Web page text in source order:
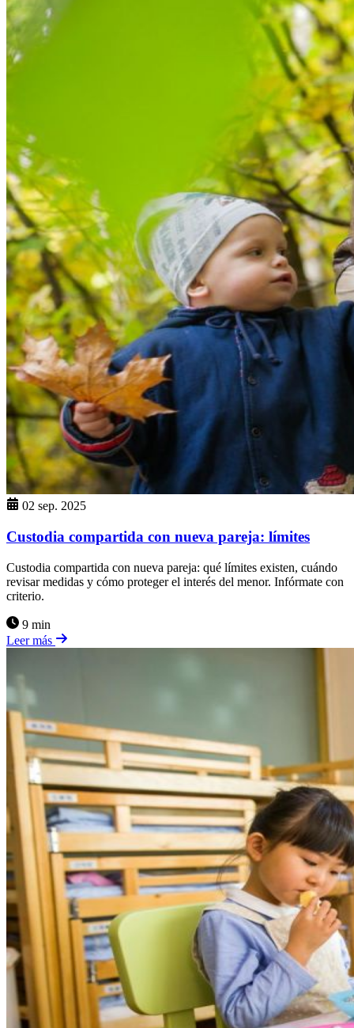
02 sep. 2025
Custodia compartida con nueva pareja: límites
Custodia compartida con nueva pareja: qué límites existen, cuándo
revisar medidas y cómo proteger el interés del menor. Infórmate con
criterio.
9 min
Leer más